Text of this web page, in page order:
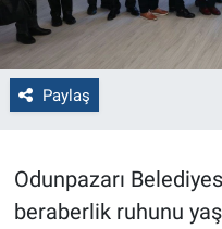
Paylaş
Odunpazarı
beraberlik ruhunu
Yerel
Magazin